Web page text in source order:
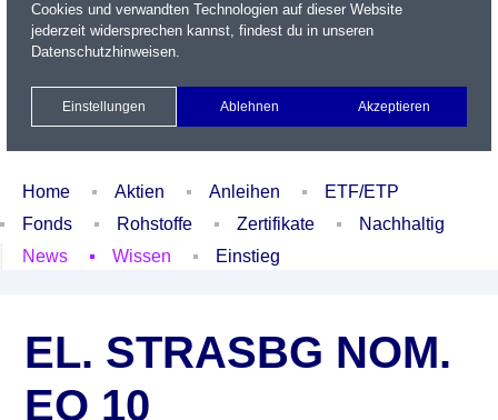
Name / WKN / ISIN / Kürzel
Xetra Realtime
Watchlist Portfolio Login
Home Aktien Anleihen
ETF/ETP
Fonds
Rohstoffe Zertifikate
Nachhaltig
News
Wissen Einstieg
EL. STRASBG NOM.
EO 10
Cookies und verwandten Technologien auf dieser Website
jederzeit widersprechen kannst, findest du in unseren
Datenschutzhinweisen.
Einstellungen Ablehnen Akzeptieren